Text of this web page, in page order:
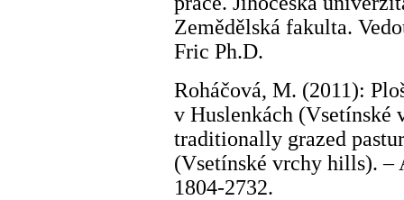
Zemědělská fakulta.
Fric Ph.D.
Roháčová, M. (2011):
v Huslenkách (Vsetínské
traditionally grazed
(Vsetínské vrchy hills). –
1804-2732.